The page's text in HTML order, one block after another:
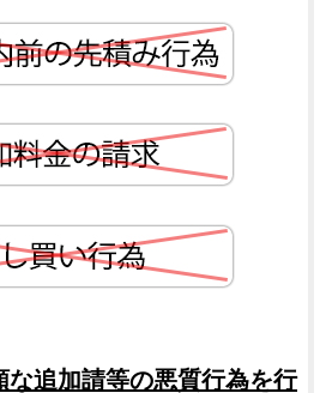
な追加請等の悪質行為を行